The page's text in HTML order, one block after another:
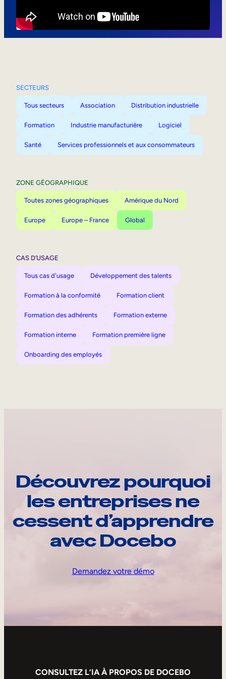
SECTEURS
Tous secteurs Association Distribution industrielle
Formation Industrie manufacturière Logiciel
Santé Services professionnels et aux consommateurs
ZONE GÉOGRAPHIQUE
Toutes zones géographiques Amérique du Nord
Europe Europe – France Global
CAS D’USAGE
Tous cas d'usage Développement des talents
Formation à la conformité Formation client
Formation des adhérents Formation externe
Formation interne Formation première ligne
Onboarding des employés
Découvrez pourquoi
les entreprises ne
cessent d’apprendre
avec Docebo
Demandez votre démo
CONSULTEZ L’IA À PROPOS DE DOCEBO